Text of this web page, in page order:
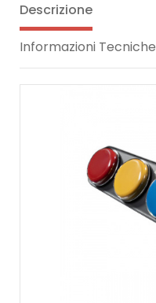
Descrizione
Informazioni Tecniche